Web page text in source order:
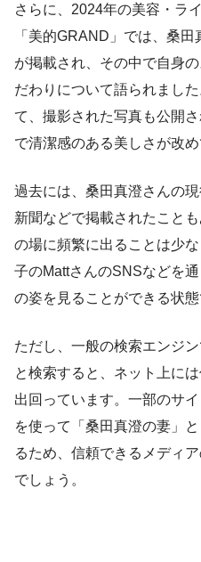
さらに、2024年の美容・ラ
「美的GRAND」では、桑
が掲載され、その中で自身
だわりについて語られまし
て、撮影された写真も公開
で清潔感のある美しさが改め
過去には、桑田真澄さんの
新聞などで掲載されたこと
の場に頻繁に出ることは少
子のMattさんのSNSなどを
の姿を見ることができる状態
ただし、一般の検索エンジ
と検索すると、ネット上に
出回っています。一部のサ
を使って「桑田真澄の妻」
るため、信頼できるメディ
でしょう。